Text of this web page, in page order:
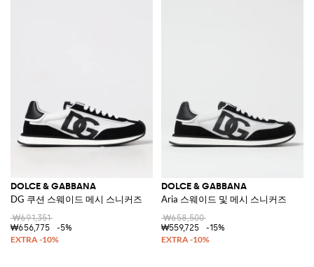
DOLCE & GABBANA
DG 쿠션 스웨이드 메시 스니커즈
₩691,351
₩656,775
-5%
DOLCE & GABBANA
Aria 스웨이드 및 메시 스니커즈
₩658,500
₩559,725
-15%